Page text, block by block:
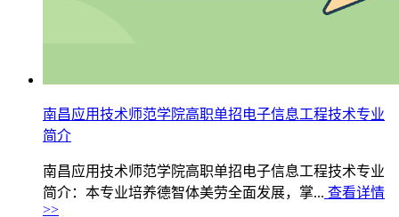
南昌应用技术师范学院高职单招电子信息工程技术专业
简介
南昌应用技术师范学院高职单招电子信息工程技术专业
简介：本专业培养德智体美劳全面发展，掌... 查看详情
>>